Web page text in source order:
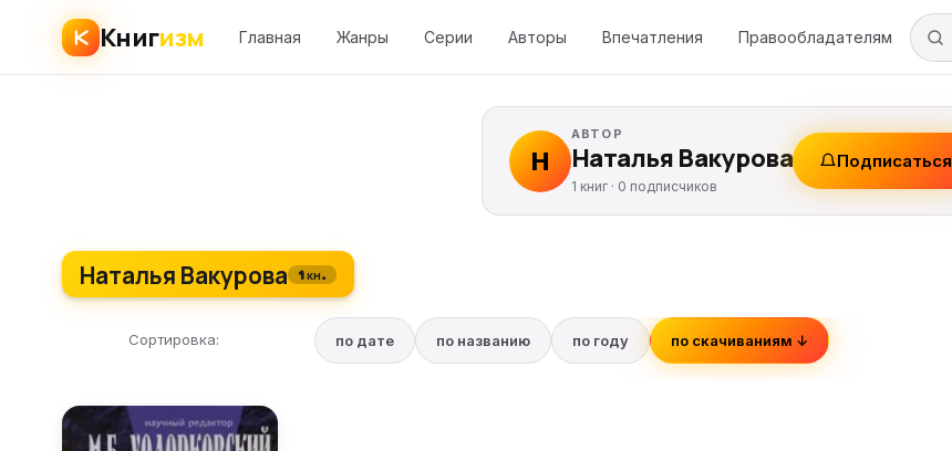
Книгизм Главная Жанры Серии Авторы Впечатления Правообладателям
Н
АВТОР
Наталья Вакурова
1 книг · 0 подписчиков
Подписаться
Наталья Вакурова 1 кн.
Сортировка: по дате по названию по году по скачиваниям ↓